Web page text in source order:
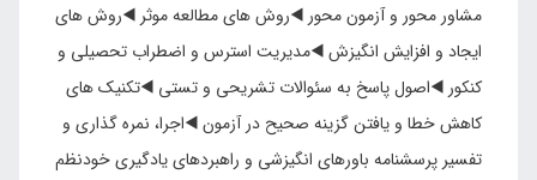
مشاور محور و آزمون محور ◀️روش های مطالعه موثر ◀️روش های
ایجاد و افزایش انگیزش ◀️مدیریت استرس و اضطراب تحصیلی و
کنکور ◀️اصول پاسخ به سئوالات تشریحی و تستی ◀️تکنیک های
کاهش خطا و یافتن گزینه صحیح در آزمون ◀️اجرا، نمره گذاری و
تفسیر پرسشنامه باورهای انگیزشی و راهبردهای یادگیری خودنظم